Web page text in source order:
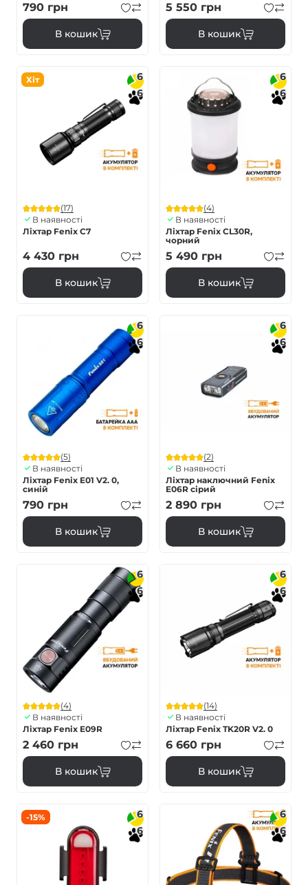
790 грн
В кошик
5 550 грн
В кошик
Хіт
6
6
(17)
В наявності
Ліхтар Fenix C7
4 430 грн
В кошик
6
6
(4)
В наявності
Ліхтар Fenix CL30R,
чорний
5 490 грн
В кошик
6
6
(5)
В наявності
Ліхтар Fenix E01 V2. 0,
синій
790 грн
В кошик
6
6
(2)
В наявності
Ліхтар наключний Fenix
E06R сірий
2 890 грн
В кошик
6
6
(4)
В наявності
Ліхтар Fenix E09R
2 460 грн
В кошик
6
6
(14)
В наявності
Ліхтар Fenix TK20R V2. 0
6 660 грн
В кошик
-15%
6
6
6
6